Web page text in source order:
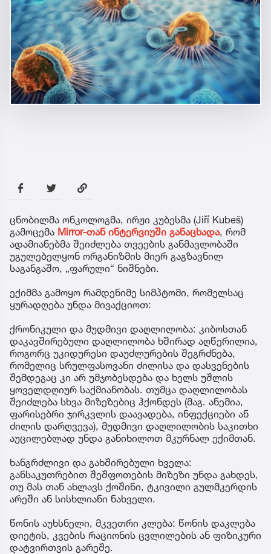
ცნობილმა ონკოლოგმა, ირჟი კუბესმა (Jiří Kubeš)
გამოცემა Mirror-თან ინტერვიუში განაცხადა, რომ
ადამიანებმა შეიძლება თვეების განმავლობაში
უგულებელყონ ორგანიზმის მიერ გაგზავნილ
საგანგაშო, „ფარული“ ნიშნები.
ექიმმა გამოყო რამდენიმე სიმპტომი, რომელსაც
ყურადღება უნდა მივაქციოთ:
ქრონიკული და მუდმივი დაღლილობა: კიბოსთან
დაკავშირებული დაღლილობა ხშირად აღწერილია,
როგორც უკიდურესი დაუძლურების შეგრძნება,
რომელიც სრულფასოვანი ძილისა და დასვენების
შემდეგაც კი არ უმჯობესდება და ხელს უშლის
ყოველდღიურ საქმიანობას. თუმცა დაღლილობას
შეიძლება სხვა მიზეზებიც ჰქონდეს (მაგ. ანემია,
ფარისებრი ჯირკვლის დაავადება, ინფექციები ან
ძილის დარღვევა), მუდმივი დაღლილობის საკითხი
აუცილებლად უნდა განიხილოთ მკურნალ ექიმთან.
ხანგრძლივი და გახშირებული ხველა:
განსაკუთრებით შეშფოთების მიზეზი უნდა გახდეს,
თუ მას თან ახლავს ქოშინი, ტკივილი გულმკერდის
არეში ან სისხლიანი ნახველი.
წონის აუხსნელი, მკვეთრი კლება: წონის დაკლება
დიეტის, კვების რაციონის ცვლილების ან ფიზიკური
დატვირთვის გარეშე.